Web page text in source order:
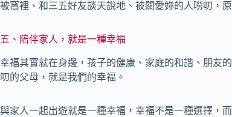
被窩裡、和三五好友談天說地、被關愛妳的人嘮叨，
五、陪伴家人，就是一種幸福
幸福其實就在身邊，孩子的健康、家庭的和諧、朋友
叨的父母，就是我們的幸福。
與家人一起出遊就是一種幸福，幸福不是一種選擇，